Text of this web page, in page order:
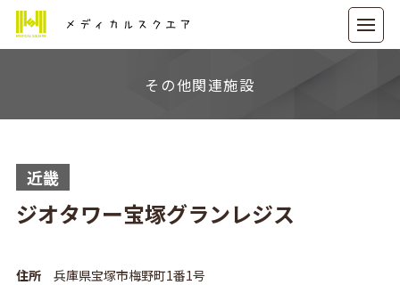
メディカルスクエア
その他関連施設
近畿
ジオタワー宝塚グランレジス
住所 兵庫県宝塚市梅野町1番1号